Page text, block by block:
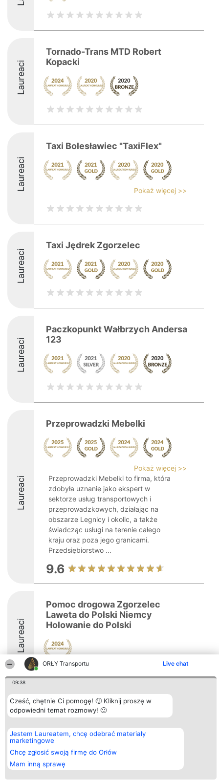
ORŁY Transportu Live chat
09:38
Cześć, chętnie Ci pomogę! 🙂 Kliknij proszę w
odpowiedni temat rozmowy! 🙂
Jestem Laureatem, chcę odebrać materiały
marketingowe
Chcę zgłosić swoją firmę do Orłów
Mam inną sprawę
Laureaci
Tornado-Trans MTD Robert
Kopacki
Laureaci
Taxi Bolesławiec "TaxiFlex"
Pokaż więcej >>
Laureaci
Taxi Jędrek Zgorzelec
Laureaci
Paczkopunkt Wałbrzych Andersa
123
Laureaci
Przeprowadzki Mebelki
Pokaż więcej >>
Przeprowadzki Mebelki to firma, która
zdobyła uznanie jako ekspert w
sektorze usług transportowych i
przeprowadzkowych, działając na
obszarze Legnicy i okolic, a także
świadcząc usługi na terenie całego
kraju oraz poza jego granicami.
Przedsiębiorstwo ...
9.6
Laureaci
Pomoc drogowa Zgorzelec
Laweta do Polski Niemcy
Holowanie do Polski
Organizator plebiscytu
Bright Side Solutions sp. z o.
ul. Ruska 22
Wrocław 50-079
KRS 0000749100 | Regon
381313360 | NIP 8943132676
Plebiscyt
Laureaci
wszystkich
Laureatów
Regulamin